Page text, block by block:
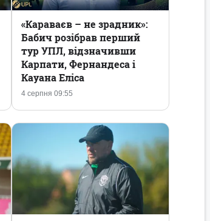
4 серпня 09:55
«Караваєв – не зрадник»:
Бабич розібрав перший
тур УПЛ, відзначивши
Карпати, Фернандеса і
Кауана Еліса